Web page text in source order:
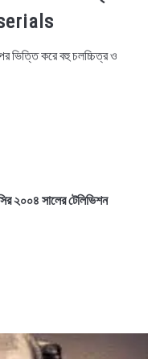
ভিত্তি করে বহু চলচ্চিত্র ও
২০০৪ সালের টেলিভিশন